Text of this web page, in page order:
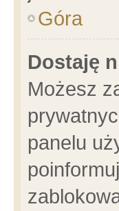
Góra
Dostaję
Możesz
panelu